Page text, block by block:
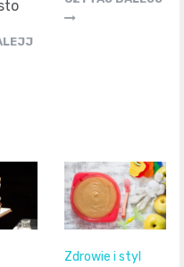
Zdrowie i styl